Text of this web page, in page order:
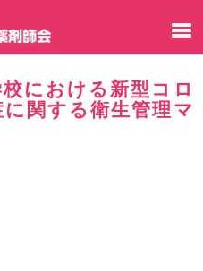
における新型コロ
関する衛生管理マ